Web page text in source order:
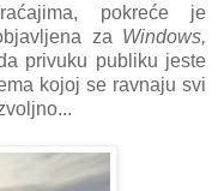
pokreće je
za Windows,
privuku publiku jeste
kojoj se ravnaju svi